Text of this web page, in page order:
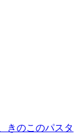
きのこのパスタ